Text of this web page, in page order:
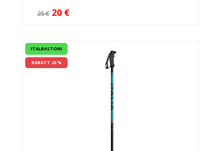
25 € 20 €
ITALBASTONI
RABATT 20 %